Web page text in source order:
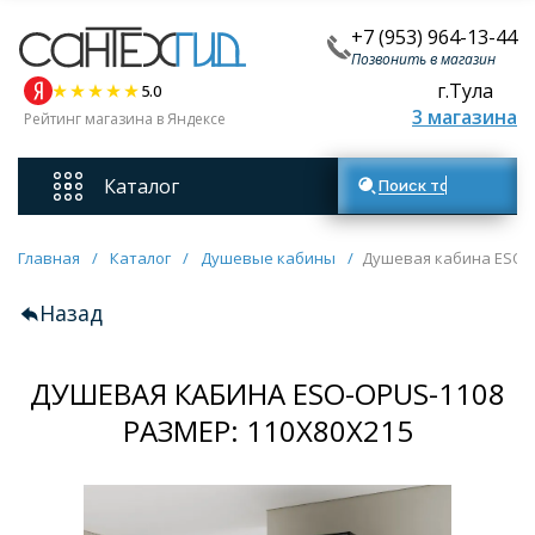
+7 (953) 964-13-44
Позвонить в магазин
5.0
Рейтинг магазина в Яндексе
г.Тула
3 магазина
Каталог
Смесители
Унитазы
Мебель для ванных комнат
Поиск товаров
Главная / Каталог / Душевые кабины / Душевая кабина ESO-
Назад
ДУШЕВАЯ КАБИНА ESO-OPUS-1108
РАЗМЕР: 110Х80Х215